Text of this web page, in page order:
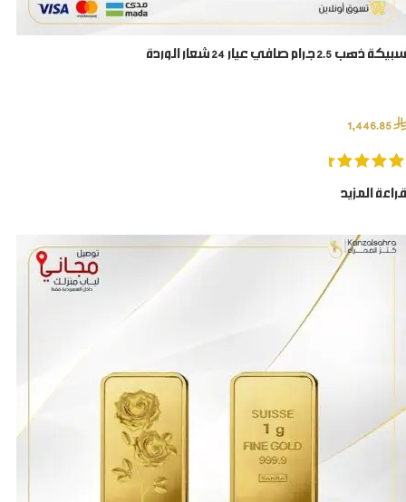
سبيكة ذهب 2.5 جرام صافي عيار 24 شعار الوردة
⃁
قراءة المزيد